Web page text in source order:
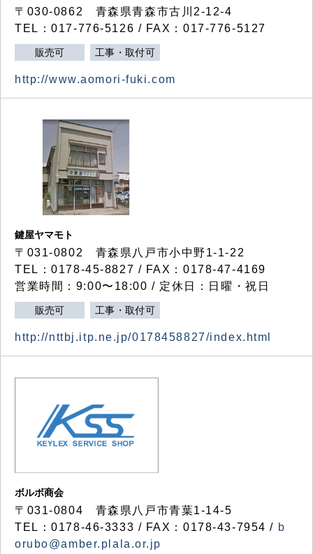
〒030-0862 青森県青森市古川2-12-4
TEL：017-776-5126 / FAX：017-776-5127
販売可 工事・取付可
http://www.aomori-fuki.com
鍵屋ヤマモト
〒031-0802 青森県八戸市小中野1-1-22
TEL：0178-45-8827 / FAX：0178-47-4169
営業時間：9:00〜18:00 / 定休日：日曜・祝日
販売可 工事・取付可
http://nttbj.itp.ne.jp/0178458827/index.html
ボルボ商会
〒031-0804 青森県八戸市青葉1-14-5
TEL：0178-46-3333 / FAX：0178-43-7954 / b
orubo@amber.plala.or.jp